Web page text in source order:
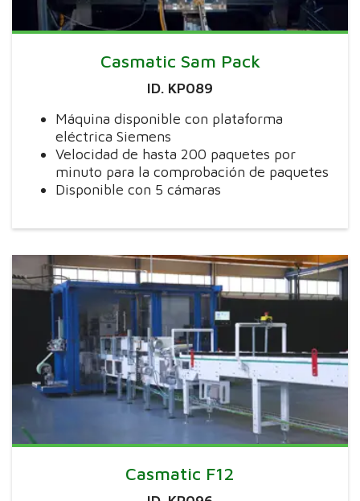
Casmatic Sam Pack
ID. KP089
Máquina disponible con plataforma
eléctrica Siemens
Velocidad de hasta 200 paquetes por
minuto para la comprobación de paquetes
Disponible con 5 cámaras
Casmatic F12